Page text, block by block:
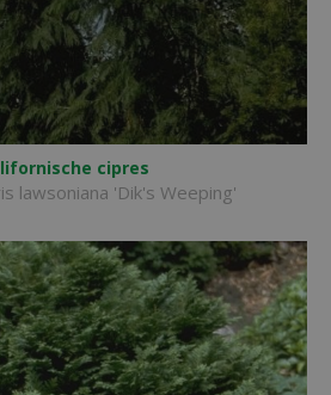
cipres
lawsoniana 'Dik's Weeping'